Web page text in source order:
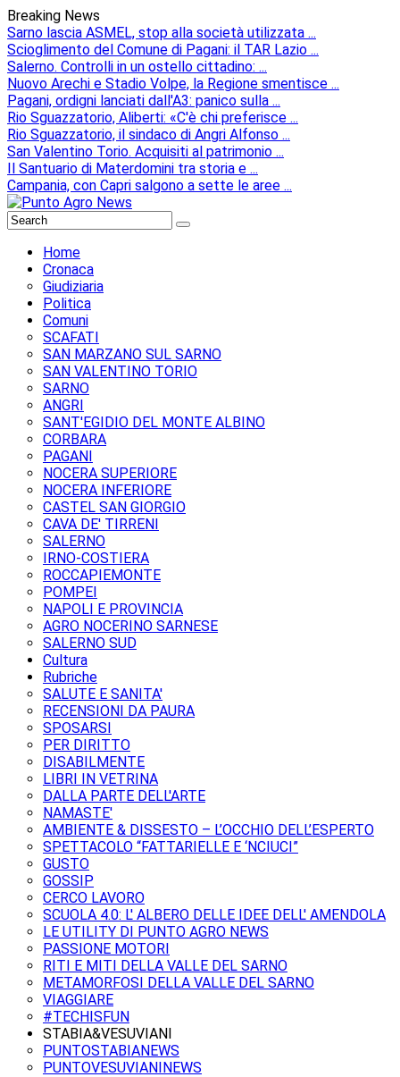
Breaking News
Sarno lascia ASMEL, stop alla società utilizzata ...
Scioglimento del Comune di Pagani: il TAR Lazio ...
Salerno. Controlli in un ostello cittadino: ...
Nuovo Arechi e Stadio Volpe, la Regione smentisce ...
Pagani, ordigni lanciati dall'A3: panico sulla ...
Rio Sguazzatorio, Aliberti: «C'è chi preferisce ...
Rio Sguazzatorio, il sindaco di Angri Alfonso ...
San Valentino Torio. Acquisiti al patrimonio ...
Il Santuario di Materdomini tra storia e ...
Campania, con Capri salgono a sette le aree ...
Home
Cronaca
Giudiziaria
Politica
Comuni
SCAFATI
SAN MARZANO SUL SARNO
SAN VALENTINO TORIO
SARNO
ANGRI
SANT'EGIDIO DEL MONTE ALBINO
CORBARA
PAGANI
NOCERA SUPERIORE
NOCERA INFERIORE
CASTEL SAN GIORGIO
CAVA DE' TIRRENI
SALERNO
IRNO-COSTIERA
ROCCAPIEMONTE
POMPEI
NAPOLI E PROVINCIA
AGRO NOCERINO SARNESE
SALERNO SUD
Cultura
Rubriche
SALUTE E SANITA'
RECENSIONI DA PAURA
SPOSARSI
PER DIRITTO
DISABILMENTE
LIBRI IN VETRINA
DALLA PARTE DELL'ARTE
NAMASTE'
AMBIENTE & DISSESTO – L’OCCHIO DELL’ESPERTO
SPETTACOLO “FATTARIELLE E ‘NCIUCI”
GUSTO
GOSSIP
CERCO LAVORO
SCUOLA 4.0: L' ALBERO DELLE IDEE DELL' AMENDOLA
LE UTILITY DI PUNTO AGRO NEWS
PASSIONE MOTORI
RITI E MITI DELLA VALLE DEL SARNO
METAMORFOSI DELLA VALLE DEL SARNO
VIAGGIARE
#TECHISFUN
STABIA&VESUVIANI
PUNTOSTABIANEWS
PUNTOVESUVIANINEWS